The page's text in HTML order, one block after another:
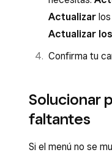
Actualizar los
Actualizar
Confirma tu
Solucionar
faltantes
Si el menú no se